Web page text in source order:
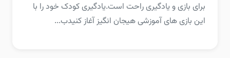
برای بازی و یادگیری راحت است.‏یادگیری کودک خود را با
این بازی های آموزشی هیجان انگیز آغاز کنید‏ب...